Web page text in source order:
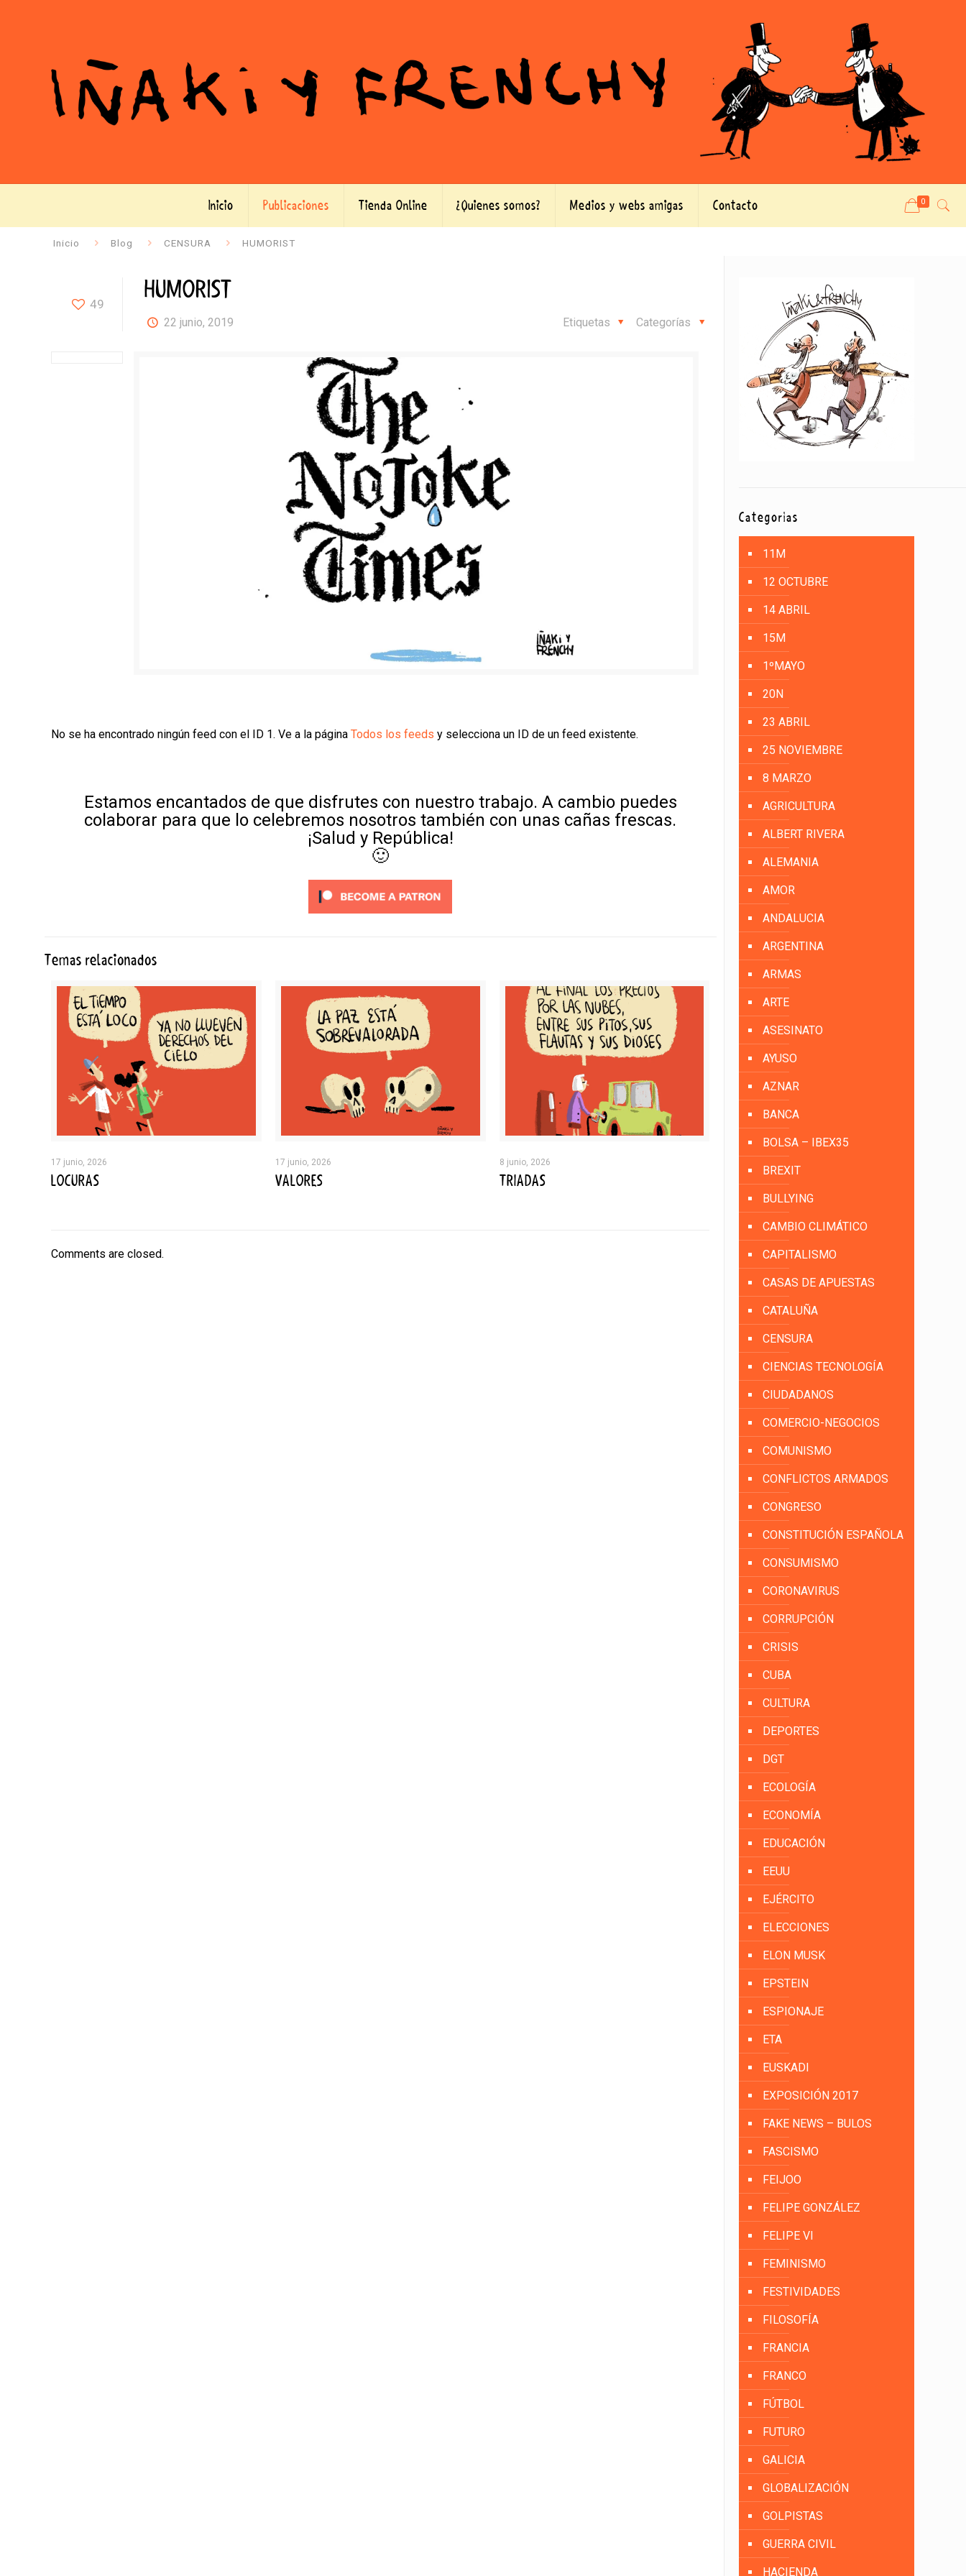
Inicio Publicaciones Tienda Online ¿Quienes somos? Medios y webs amigas Contacto 0
Inicio Blog CENSURA HUMORIST
49 HUMORIST
22 junio, 2019 Categorías
Etiquetas
No se ha encontrado ningún feed con el ID 1. Ve a la páginaTodos los feeds y selecciona un ID de un feed existente.
Estamos encantados de que disfrutes con nuestro trabajo. A cambio puedes
colaborar para que lo celebremos nosotros también con unas cañas frescas.
¡Salud y República!
🙂
Temas relacionados
17 junio, 2026
LOCURAS
17 junio, 2026
VALORES
8 junio, 2026
TRIADAS
Comments are closed.
Categorías
11M
12 OCTUBRE
14 ABRIL
15M
1ºMAYO
20N
23 ABRIL
25 NOVIEMBRE
8 MARZO
AGRICULTURA
ALBERT RIVERA
ALEMANIA
AMOR
ANDALUCIA
ARGENTINA
ARMAS
ARTE
ASESINATO
AYUSO
AZNAR
BANCA
BOLSA – IBEX35
BREXIT
BULLYING
CAMBIO CLIMÁTICO
CAPITALISMO
CASAS DE APUESTAS
CATALUÑA
CENSURA
CIENCIAS TECNOLOGÍA
CIUDADANOS
COMERCIO-NEGOCIOS
COMUNISMO
CONFLICTOS ARMADOS
CONGRESO
CONSTITUCIÓN ESPAÑOLA
CONSUMISMO
CORONAVIRUS
CORRUPCIÓN
CRISIS
CUBA
CULTURA
DEPORTES
DGT
ECOLOGÍA
ECONOMÍA
EDUCACIÓN
EEUU
EJÉRCITO
ELECCIONES
ELON MUSK
EPSTEIN
ESPIONAJE
ETA
EUSKADI
EXPOSICIÓN 2017
FAKE NEWS – BULOS
FASCISMO
FEIJOO
FELIPE GONZÁLEZ
FELIPE VI
FEMINISMO
FESTIVIDADES
FILOSOFÍA
FRANCIA
FRANCO
FÚTBOL
FUTURO
GALICIA
GLOBALIZACIÓN
GOLPISTAS
GUERRA CIVIL
HACIENDA